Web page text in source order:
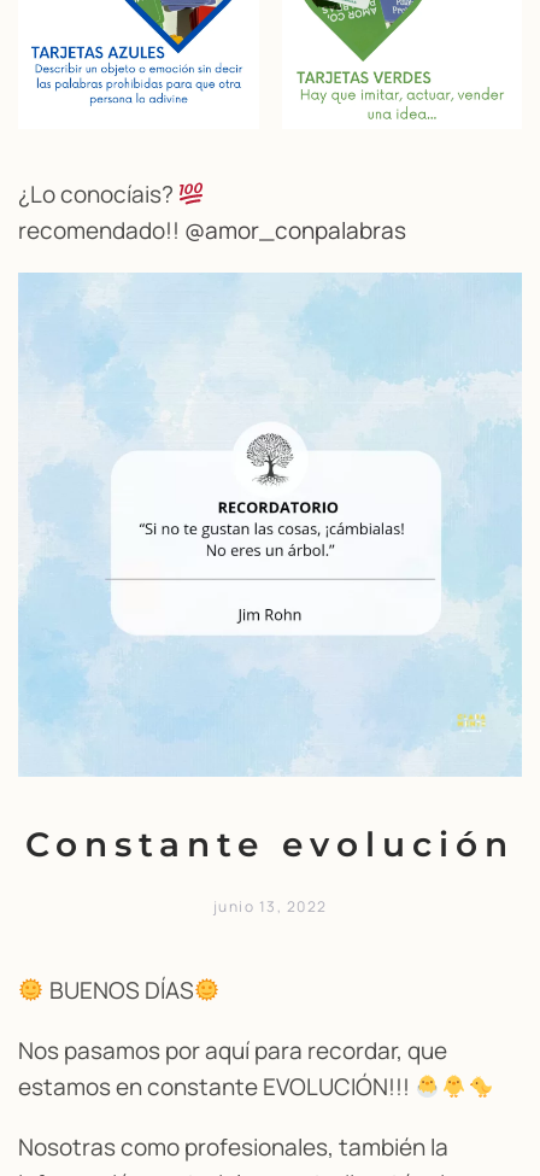
¿Lo conocíais?
recomendado!! @amor_conpalabras
Constante evolución
junio 13, 2022
BUENOS DÍAS
Nos pasamos por aquí para recordar, que
estamos en constante EVOLUCIÓN!!!
Nosotras como profesionales, también la